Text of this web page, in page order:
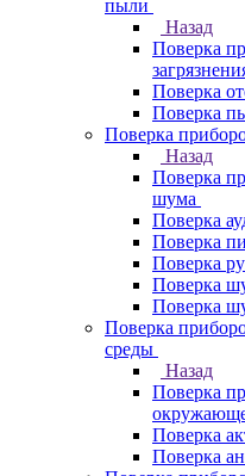
пыли
Назад
Поверка
Поверка
Поверка
Поверка
Назад
Поверка
шума
Поверка
Поверка
Поверка
Поверка
Поверка
Поверка
среды
Назад
Поверка
Поверка
Поверка